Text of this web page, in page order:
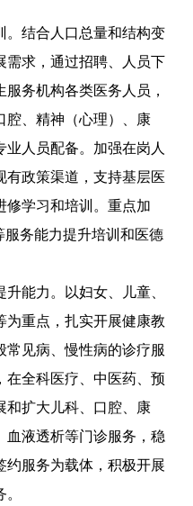
结合人口总量和结构变
需求，通过招聘、人员下
务机构各类医务人员，
腔、精神（心理）、康
人员配备。加强在岗人
有政策渠道，支持基层医
修学习和培训。重点加
服务能力提升培训和医德
能力。以妇女、儿童、
为重点，扎实开展健康教
常见病、慢性病的诊疗服
在全科医疗、中医药、预
和扩大儿科、口腔、康
血液透析等门诊服务，稳
约服务为载体，积极开展